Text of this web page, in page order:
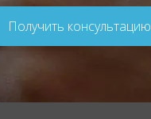
Получить консультацию